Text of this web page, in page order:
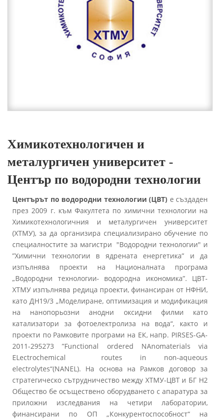
Химикотехнологичен и
металургичен университет -
Център по водородни технологии
Центърът по водородни технологии (ЦВТ) e създаден
през 2009 г. към Факултета по химични технологии на
Химикотехнологичния и металургичен университет
(ХТМУ), за да организира специализирано обучение по
специалностите за магистри "Водородни технологии" и
”Химични технологии в ядрената енергетика” и да
изпълнява проекти на Националната програма
„Водородни технологии- водородна икономика”. ЦВТ-
ХТМУ изпълнява редица проекти, финансиран от НФНИ,
като ДН19/3 „Моделиране, оптимизация и модификация
на нанопорьозни анодни оксидни филми като
катализатори за фотоелектролиза на вода“, както и
проекти по Рамковите програми на ЕК, напр. PIRSES-GA-
2011-295273 ”Functional ordered NAnomaterials via
ELectrochemical routes in non-aqueous
electrolytes“(NANEL). На основа на Рамков договор за
стратегическо сътрудничество между ХТМУ-ЦВТ и БГ Н2
Общество бе осъществено оборудването с апаратура за
приложни изследвания на четири лаборатории,
финансирани по ОП „Конкурентоспособност“ на